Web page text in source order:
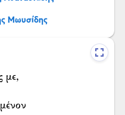
Μωυσίδης
με,